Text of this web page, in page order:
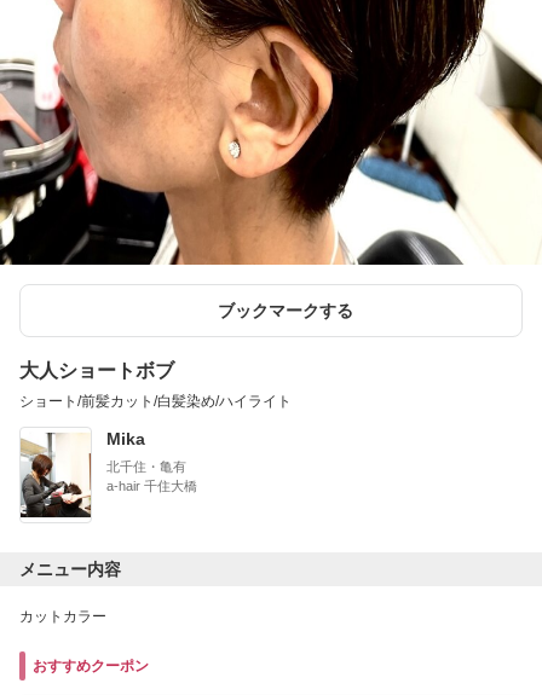
ブックマークする
大人ショートボブ
ショート/前髪カット/白髪染め/ハイライト
Mika
北千住・亀有
a-hair 千住大橋
メニュー内容
カットカラー
おすすめクーポン